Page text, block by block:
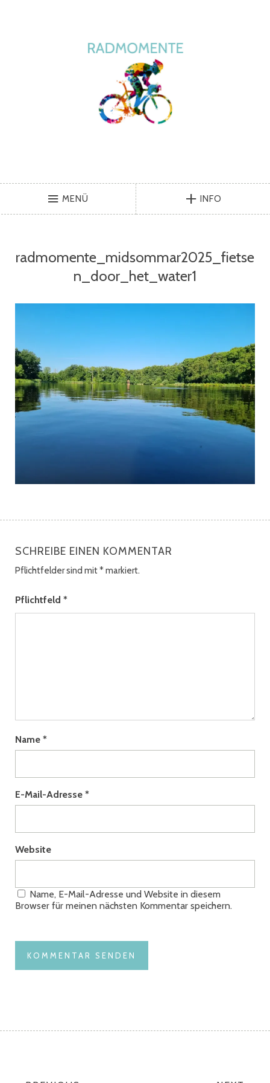
MENÜ INFO
radmomente_midsommar2025_fietse
n_door_het_water1
SCHREIBE EINEN KOMMENTAR
Pflichtfelder sind mit*markiert.
Pflichtfeld *
Name *
E-Mail-Adresse *
Website
Name, E-Mail-Adresse und Website in diesem
Browser für meinen nächsten Kommentar speichern.